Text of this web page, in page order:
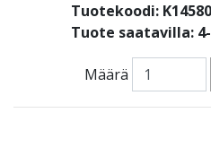
Tuotekoodi:
Tuote saatavilla:
Määrä